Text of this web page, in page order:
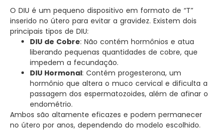
O DIU é um pequeno dispositivo em formato de “T”
inserido no útero para evitar a gravidez. Existem dois
principais tipos de DIU:
DIU de Cobre: Não contém hormônios e atua
liberando pequenas quantidades de cobre, que
impedem a fecundação.
DIU Hormonal: Contém progesterona, um
hormônio que altera o muco cervical e dificulta a
passagem dos espermatozoides, além de afinar o
endométrio.
Ambos são altamente eficazes e podem permanecer
no útero por anos, dependendo do modelo escolhido.